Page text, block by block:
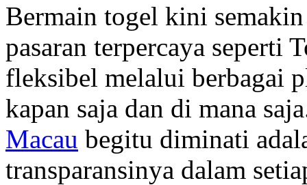
Bermain togel kini
pasaran terpercaya seperti
fleksibel melalui berbagai
kapan saja dan di mana
Macau begitu diminati
transparansinya dalam